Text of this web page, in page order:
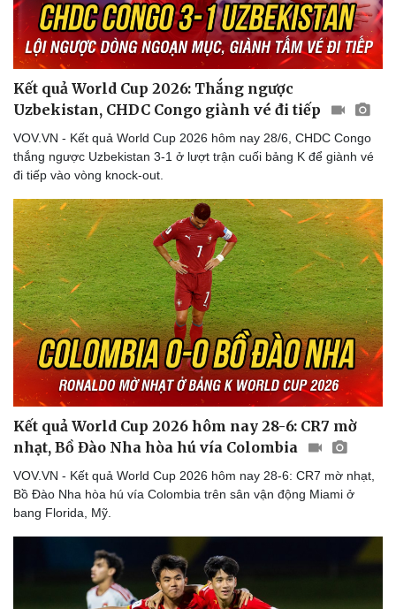
Bóng đá
Lịch thi đấu bóng đá
Thế giới thể thao
eSports
Hậu trường
Ô tô
Xe máy
Tư vấn
Kết quả World Cup 2026: Thắng ngược
Uzbekistan, CHDC Congo giành vé đi tiếp
VOV.VN - Kết quả World Cup 2026 hôm nay 28/6, CHDC Congo
thắng ngược Uzbekistan 3-1 ở lượt trận cuối bảng K để giành vé
đi tiếp vào vòng knock-out.
Kết quả World Cup 2026 hôm nay 28-6: CR7 mờ
nhạt, Bồ Đào Nha hòa hú vía Colombia
VOV.VN - Kết quả World Cup 2026 hôm nay 28-6: CR7 mờ nhạt,
Bồ Đào Nha hòa hú vía Colombia trên sân vận động Miami ở
bang Florida, Mỹ.